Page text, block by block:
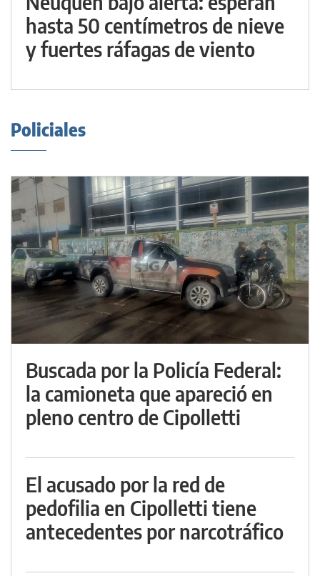
hasta 50 centímetros de nieve
y fuertes ráfagas de viento
Policiales
Buscada por la Policía Federal:
la camioneta que apareció en
pleno centro de Cipolletti
El acusado por la red de
pedofilia en Cipolletti tiene
antecedentes por narcotráfico